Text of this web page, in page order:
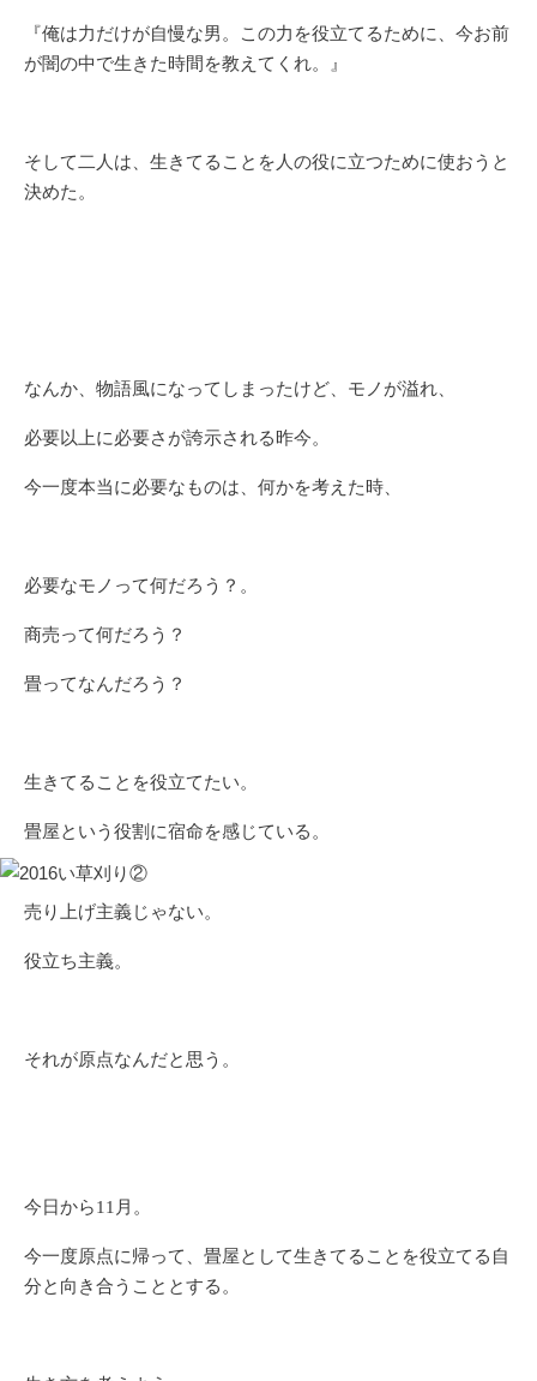
『俺は力だけが自慢な男。この力を役立てるために、今お前
が闇の中で生きた時間を教えてくれ。』
そして二人は、生きてることを人の役に立つために使おうと
決めた。
なんか、物語風になってしまったけど、モノが溢れ、
必要以上に必要さが誇示される昨今。
今一度本当に必要なものは、何かを考えた時、
必要なモノって何だろう？。
商売って何だろう？
畳ってなんだろう？
生きてることを役立てたい。
畳屋という役割に宿命を感じている。
売り上げ主義じゃない。
役立ち主義。
それが原点なんだと思う。
今日から11月。
今一度原点に帰って、畳屋として生きてることを役立てる自
分と向き合うこととする。